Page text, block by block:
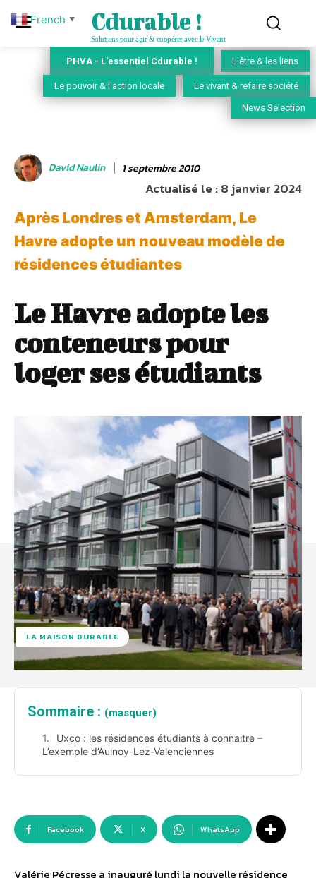
Cdurable !
Solutions pour agir & coopérer avec le Vivant
PHVA - L'essentiel Cdurable ! L'être & les liens
Le pouvoir & l'action locale Le vivant & refaire société
News Sélection
David Naulin 1 septembre 2010
Actualisé le :8 janvier 2024
Après Londres et Amsterdam, Le
Havre adopte un nouveau modèle de
résidences étudiantes
Le Havre adopte les
conteneurs pour
loger ses étudiants
LA MAISON DURABLE
Sommaire : (masquer)
Uxco : les résidences étudiants à connaitre –
L’exemple d’Aulnoy-Lez-Valenciennes
Facebook X WhatsApp
Valérie Pécresse a inauguré lundi la nouvelle résidence
French ▼